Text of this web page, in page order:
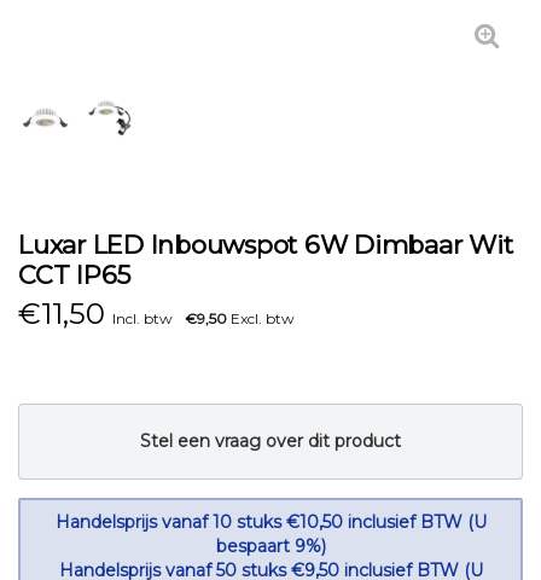
Luxar LED Inbouwspot 6W Dimbaar Wit
CCT IP65
€11,50 Incl. btw €9,50 Excl. btw
Stel een vraag over dit product
Handelsprijs vanaf 10 stuks €10,50 inclusief BTW (U
bespaart 9%)
Handelsprijs vanaf 50 stuks €9,50 inclusief BTW (U